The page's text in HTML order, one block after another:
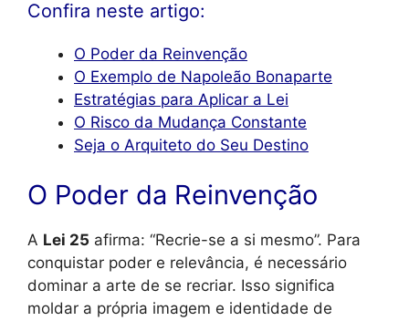
Confira neste artigo:
O Poder da Reinvenção
O Exemplo de Napoleão Bonaparte
Estratégias para Aplicar a Lei
O Risco da Mudança Constante
Seja o Arquiteto do Seu Destino
O Poder da Reinvenção
A Lei 25 afirma: “Recrie-se a si mesmo”. Para
conquistar poder e relevância, é necessário
dominar a arte de se recriar. Isso significa
moldar a própria imagem e identidade de